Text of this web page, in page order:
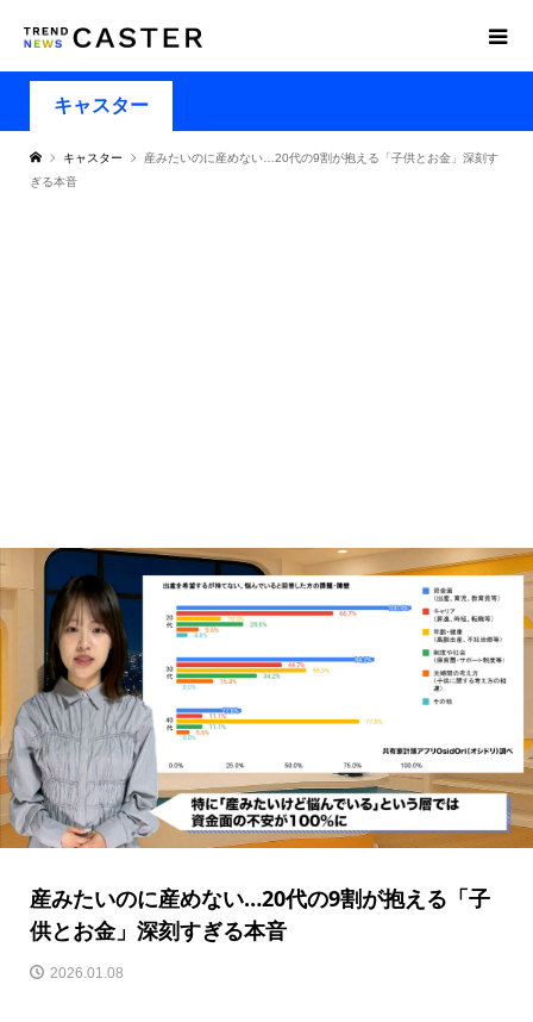
キャスター
キャスター
産みたいのに産めない…20代の9割が抱える「子供とお金」深刻す
ぎる本音
産みたいのに産めない…20代の9割が抱える「子
供とお金」深刻すぎる本音
2026.01.08